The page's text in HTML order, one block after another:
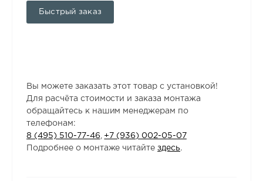
Быстрый заказ
Вы можете заказать этот товар с установкой!
Для расчёта стоимости и заказа монтажа
обращайтесь к нашим менеджерам по
телефонам:
8 (495) 510-77-46
+7 (936) 002-05-07
Подробнее о монтаже читайтездесь.